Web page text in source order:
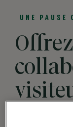
UNE PAUSE